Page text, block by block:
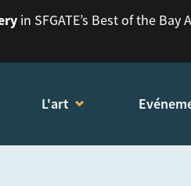
in SFGATE’s Best of the
L'art